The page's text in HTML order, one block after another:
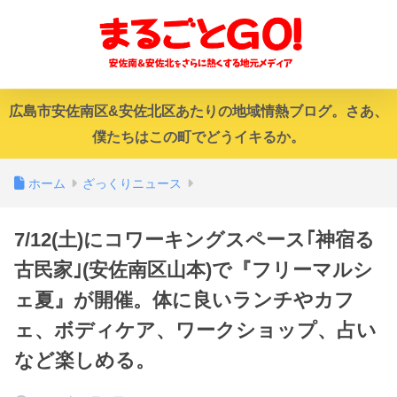
広島市安佐南区&安佐北区あたりの地域情熱ブログ。さあ、
僕たちはこの町でどうイキるか。
ホーム ざっくりニュース
7/12(土)にコワーキングスペース｢神宿る
古民家｣(安佐南区山本)で『フリーマルシ
ェ夏』が開催。体に良いランチやカフ
ェ、ボディケア、ワークショップ、占い
など楽しめる。